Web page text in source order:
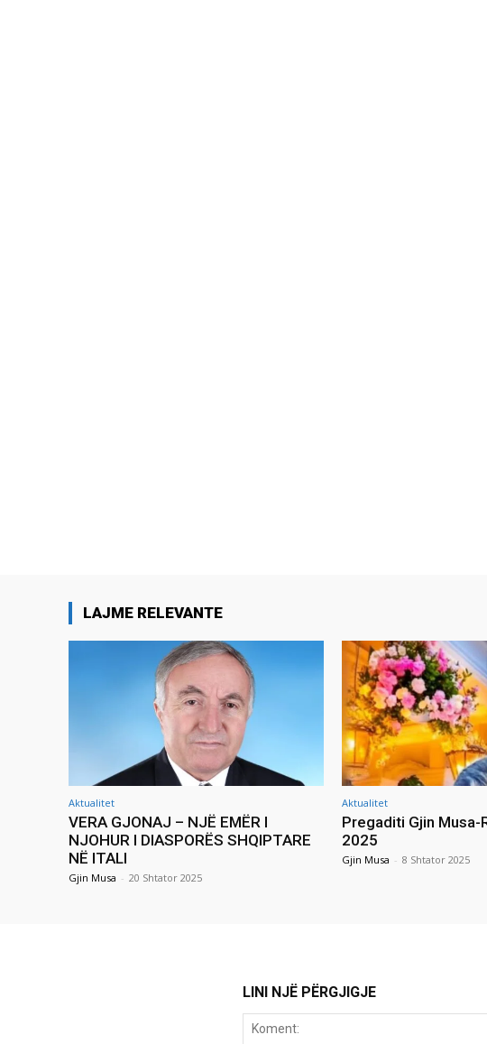
LAJME RELEVANTE
Aktualitet
VERA GJONAJ – NJË EMËR I
NJOHUR I DIASPORËS SHQIPTARE
NË ITALI
Gjin Musa - 20 Shtator 2025
Aktualitet
Pregaditi Gjin
2025
Gjin Musa - 8 Shtator 2025
LINI NJË PËRGJIGJE